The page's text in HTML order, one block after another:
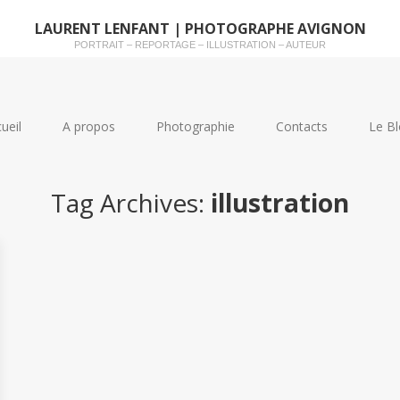
LAURENT LENFANT | PHOTOGRAPHE AVIGNON
PORTRAIT – REPORTAGE – ILLUSTRATION – AUTEUR
A propos Photographie Contacts Le
Tag Archives: illustration